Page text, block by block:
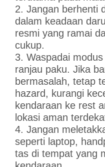
2. Jangan berhenti
dalam keadaan
resmi yang ramai
cukup.
3. Waspadai
ranjau paku. Jika
bermasalah, tetap
hazard, kurangi
kendaraan ke rest
lokasi aman
4. Jangan
seperti laptop,
tas di tempat yang